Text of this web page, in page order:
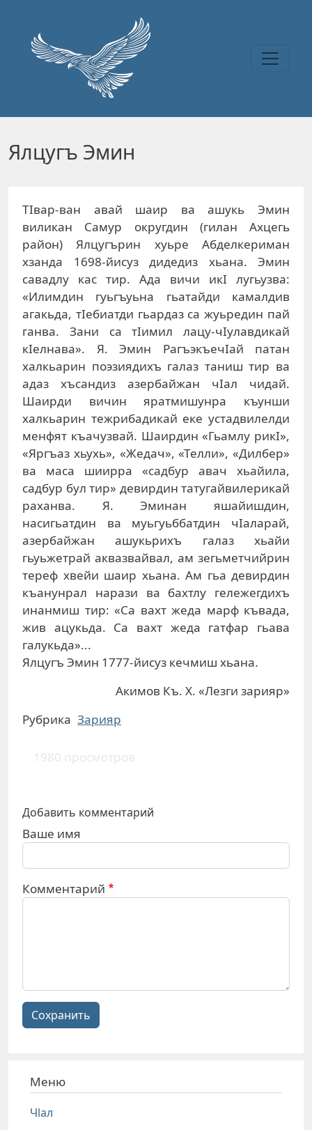
Ялцугъ Эмин
ТIвар-ван авай шаир ва ашукь Эмин
виликан Самур округдин (гилан Ахцегь
район) Ялцугърин хуьре Абделкериман
хзанда 1698-йисуз дидедиз хьана. Эмин
савадлу кас тир. Ада вичи икI лугьузва:
«Илимдин гуьгъуьна гьатайди камалдив
агакьда, тIебиатди гьардаз са жуьредин пай
ганва. Зани са тIимил лацу-чIулавдикай
кIелнава». Я. Эмин РагъэкъечIай патан
халкьарин поэзиядихъ галаз таниш тир ва
адаз хъсандиз азербайжан чIал чидай.
Шаирди вичин яратмишунра къунши
халкьарин тежрибадикай еке устадвилелди
менфят къачузвай. Шаирдин «Гьамлу рикI»,
«Яргъаз хьухь», «Жедач», «Телли», «Дилбер»
ва маса шиирра «садбур авач хьайила,
садбур бул тир» девирдин татугайвилерикай
раханва. Я. Эминан яшайишдин,
насигьатдин ва муьгуьббатдин чIаларай,
азербайжан ашукьрихъ галаз хьайи
гьуьжетрай аквазвайвал, ам зегьметчийрин
тереф хвейи шаир хьана. Ам гьа девирдин
къанунрал нарази ва бахтлу гележегдихъ
инанмиш тир: «Са вахт жеда марф къвада,
жив ацукьда. Са вахт жеда гатфар гьава
галукьда»...
Ялцугъ Эмин 1777-йисуз кечмиш хьана.
Акимов Къ. Х. «Лезги зарияр»
Рубрика Зарияр
1980 просмотров
Добавить комментарий
Ваше имя
Комментарий
Сохранить
Меню
Чlал